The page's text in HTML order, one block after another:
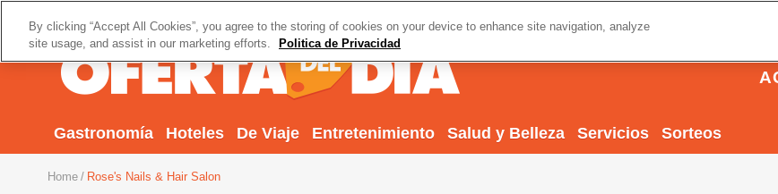
Gastronomía Hoteles De Viaje Entretenimiento Salud y Belleza Servicios Sorteos
Home Rose's Nails & Hair Salon
By clicking “Accept All Cookies”, you agree to the storing of cookies on your device to enhance site navigation, analyze
site usage, and assist in our marketing efforts.
Politica de Privacidad